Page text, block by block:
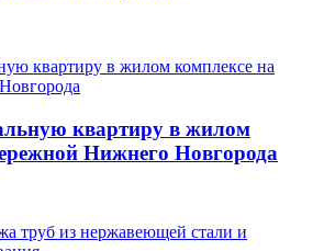
квартиру в жилом
Нижнего Новгорода